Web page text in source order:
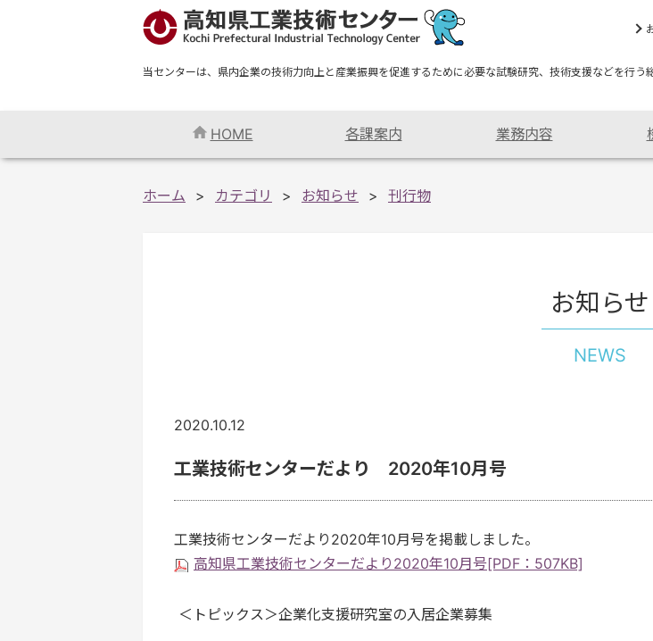
当センターは、県内企業の技術力向上と産業振興を促進するために必要な試験研究、技術支援などを行う
HOME 各課案内 業務内容
ホーム カテゴリ お知らせ 刊行物
お知らせ
NEWS
2020.10.12
工業技術センターだより 2020年10月号
工業技術センターだより2020年10月号を掲載しました。
高知県工業技術センターだより2020年10月号[PDF：507KB]
＜トピックス＞企業化支援研究室の入居企業募集